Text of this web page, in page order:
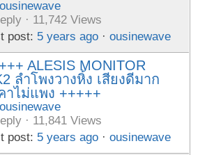
ousinewave
· 11,742 Views
post: 5 years ago ·ousinewave
ALESIS MONITOR
ลำโพงวางหิ้ง เสียงดีมาก
าไม่แพง +++++
ousinewave
· 11,841 Views
post: 5 years ago ·ousinewave